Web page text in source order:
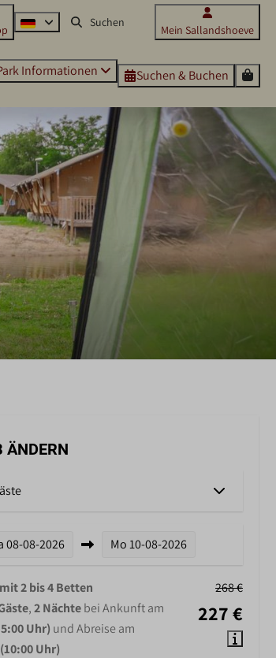
Mein Sallandshoeve
Informationen Suchen & Buchen
ÄNDERN
08-08-2026 Mo10-08-2026
268 €
227 €
2 bis 4 Betten
,2 Nächtebei Ankunft am
Uhr) und Abreise am
Uhr)